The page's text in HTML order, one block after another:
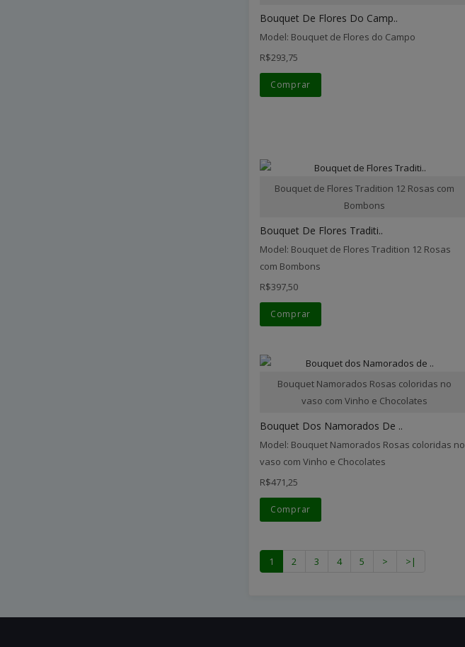
Bouquet De Flores Do Camp..
Model: Bouquet de Flores do Campo
R$293,75
Comprar
Bouquet de Flores Tradition 12 Rosas com
Bombons
Bouquet De Flores Traditi..
Model: Bouquet de Flores Tradition 12 Rosas
com Bombons
R$397,50
Comprar
Bouquet Namorados Rosas coloridas no
vaso com Vinho e Chocolates
Bouquet Dos Namorados De ..
Model: Bouquet Namorados Rosas coloridas no
vaso com Vinho e Chocolates
R$471,25
Comprar
1 2 3 4 5 > >|